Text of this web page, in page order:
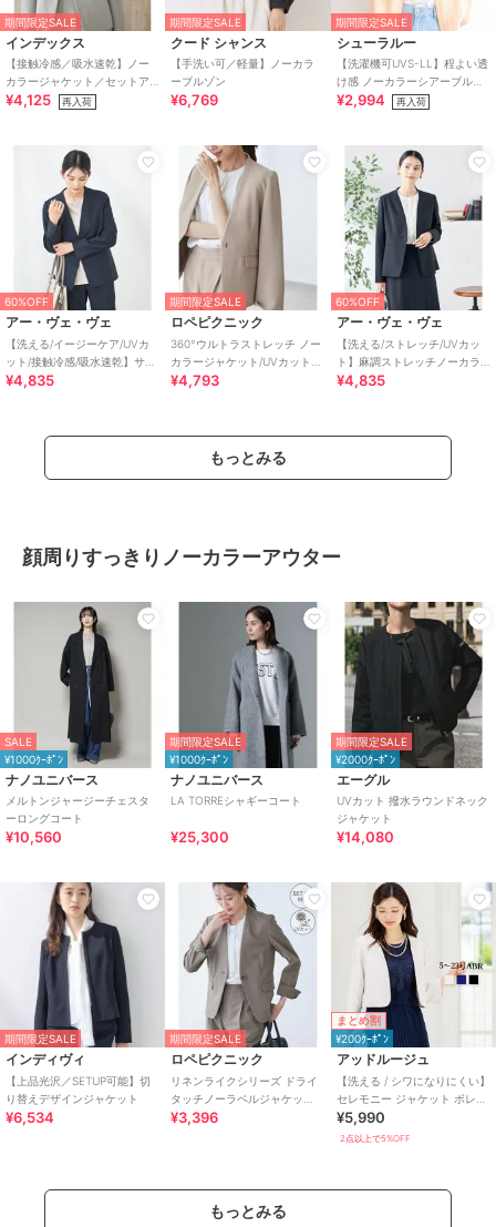
期間限定SALE
インデックス
【接触冷感／吸水速乾】ノー
カラージャケット／セットア
ップ対応可《洗える／防シワ
¥4,125 再入荷
期間限定SALE
クード シャンス
【手洗い可／軽量】ノーカラ
ーブルゾン
¥6,769
期間限定SALE
シューラルー
【洗濯機可UVS-LL】程よい透
け感 ノーカラーシアーブルゾ
ン
¥2,994 再入荷
60%OFF
アー・ヴェ・ヴェ
【洗える/イージーケア/UVカ
ット/接触冷感/吸水速乾】サマ
ーストレッチノーカラージャ
¥4,835
期間限定SALE
ロペピクニック
360°ウルトラストレッチ ノー
カラージャケット/UVカット・
花粉ガード・セットアップ対
¥4,793
60%OFF
アー・ヴェ・ヴェ
【洗える/ストレッチ/UVカッ
ト】麻調ストレッチノーカラ
ージャケット
¥4,835
もっとみる
顔周りすっきりノーカラーアウター
SALE
¥1000ｸｰﾎﾟﾝ
ナノユニバース
メルトンジャージーチェスタ
ーロングコート
¥10,560
期間限定SALE
¥1000ｸｰﾎﾟﾝ
ナノユニバース
LA TORREシャギーコート
¥25,300
期間限定SALE
¥2000ｸｰﾎﾟﾝ
エーグル
UVカット 撥水ラウンドネック
ジャケット
¥14,080
期間限定SALE
インディヴィ
【上品光沢／SETUP可能】切
り替えデザインジャケット
¥6,534
期間限定SALE
ロペピクニック
リネンライクシリーズ ドライ
タッチノーラペルジャケッ
ト/UVカット
¥3,396
まとめ割
¥200ｸｰﾎﾟﾝ
アッドルージュ
【洗える / シワになりにくい】
セレモニー ジャケット ボレロ
結婚式 7号～23号
¥5,990
2点以上で5%OFF
もっとみる